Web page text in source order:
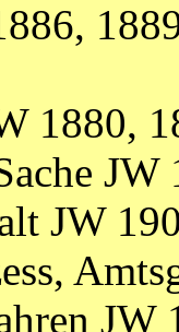
1880,
JW
JW
JW